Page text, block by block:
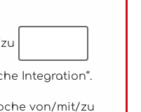
Integration“.
von/mit/zu